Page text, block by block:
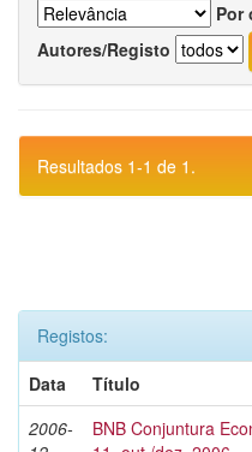
Por
Autores/Registo
Resultados 1-1 de 1.
Registos:
Data
Título
2006-
BNB Conjuntura